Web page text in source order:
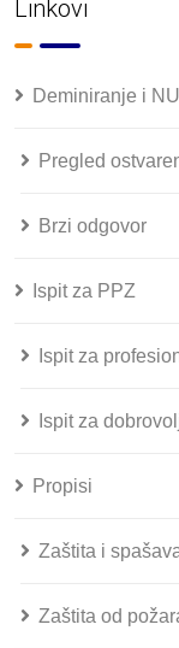
Linkovi
Deminiranje i
Pregled
Brzi odgovor
Ispit za PPZ
Ispit za
Ispit za
Propisi
Zaštita i
Zaštita od